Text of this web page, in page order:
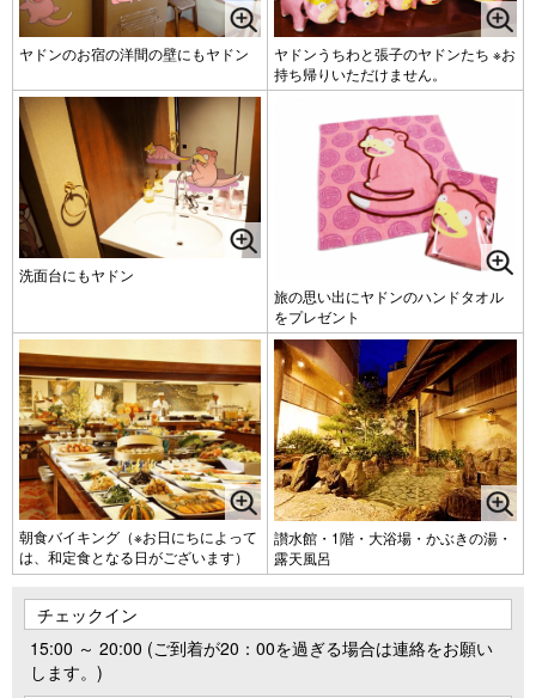
ヤドンのお宿の洋間の壁にもヤドン
ヤドンうちわと張子のヤドンたち ※お
持ち帰りいただけません。
洗面台にもヤドン
旅の思い出にヤドンのハンドタオル
をプレゼント
朝食バイキング（※お日にちによって
は、和定食となる日がございます）
讃水館・1階・大浴場・かぶきの湯・
露天風呂
チェックイン
15:00 ～ 20:00 (ご到着が20：00を過ぎる場合は連絡をお願い
します。)